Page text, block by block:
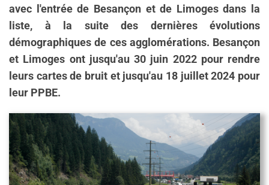
avec l'entrée de Besançon et de Limoges dans la
liste, à la suite des dernières évolutions
démographiques de ces agglomérations. Besançon
et Limoges ont jusqu'au 30 juin 2022 pour rendre
leurs cartes de bruit et jusqu'au 18 juillet 2024 pour
leur PPBE.